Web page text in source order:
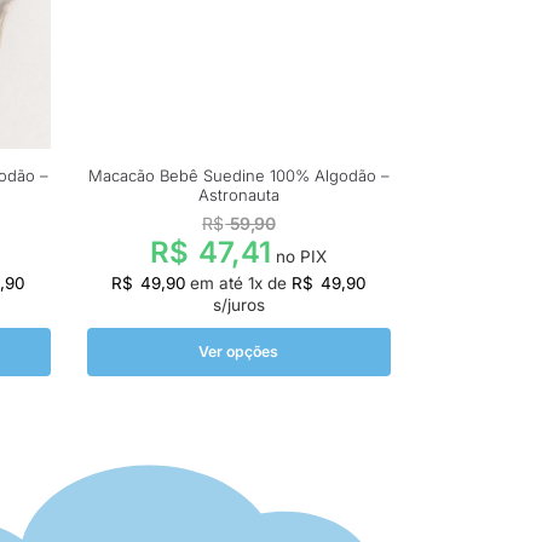
–
Macacão Bebê Suedine 100% Algodão –
Astronauta
R$59,90
R$ 47,41 no PIX
R$ 49,90 em até 1x de R$ 49,90
s/juros
Ver opções